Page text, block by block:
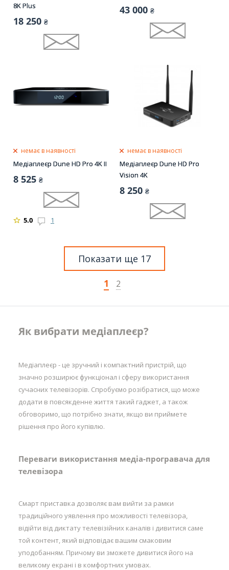
8K Plus
18 250 ₴
43 000 ₴
немає в наявності
Медіаплеєр Dune HD Pro 4K II
8 525 ₴
5.0 1
немає в наявності
Медіаплеєр Dune HD Pro
Vision 4K
8 250 ₴
Показати ще 17
1
2
Як вибрати медіаплеєр?
Медіаплеєр - це зручний і компактний пристрій, що
значно розширює функціонал і сферу використання
сучасних телевізорів. Спробуємо розібратися, що може
додати в повсякденне життя такий гаджет, а також
обговоримо, що потрібно знати, якщо ви приймете
рішення про його купівлю.
Переваги використання медіа-програвача для
телевізора
Смарт приставка дозволяє вам вийти за рамки
традиційного уявлення про можливості телевізора,
відійти від диктату телевізійних каналів і дивитися саме
той контент, який відповідає вашим смаковим
уподобанням. Причому ви зможете дивитися його на
великому екрані і в комфортних умовах.